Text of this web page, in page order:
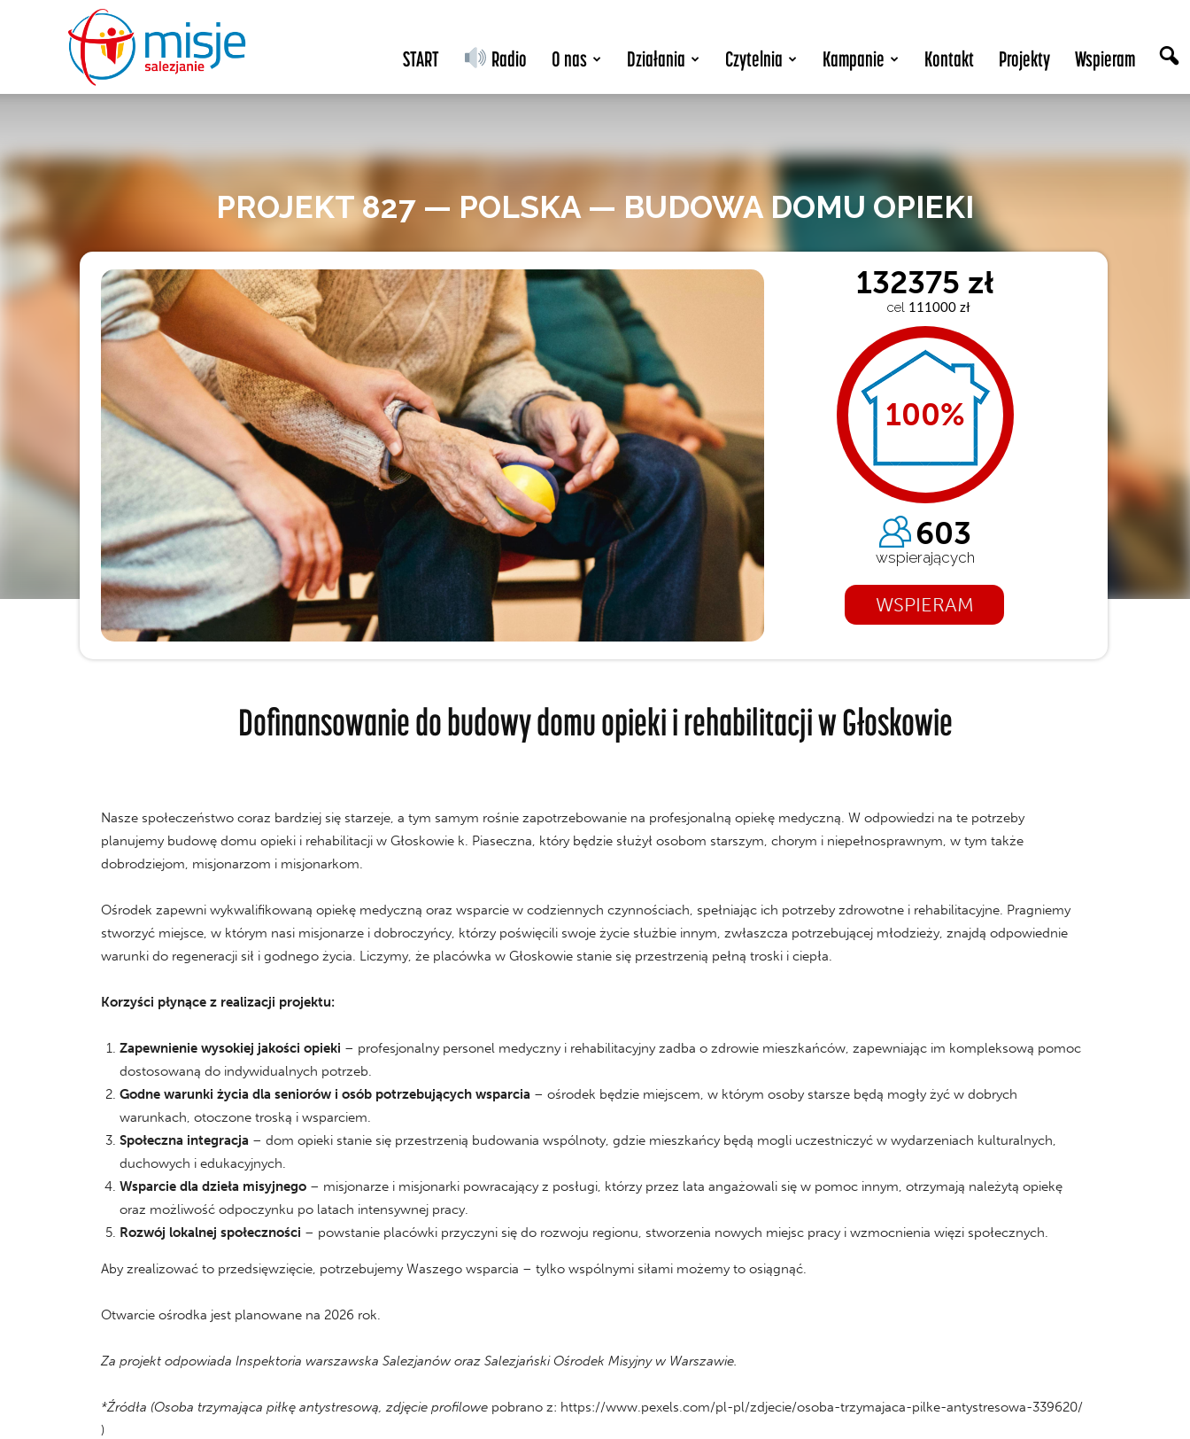
START Radio O nas Działania Czytelnia Kampanie Kontakt Projekty Wspieram
PROJEKT 827 — POLSKA — BUDOWA DOMU OPIEKI
132375 zł
cel 111000 zł
100%
603
wspierających
WSPIERAM
Dofinansowanie do budowy domu opieki i rehabilitacji w Głoskowie
Nasze społeczeństwo coraz bardziej się starzeje, a tym samym rośnie zapotrzebowanie na profesjonalną opiekę medyczną. W odpowiedzi na te potrzeby
planujemy budowę domu opieki i rehabilitacji w Głoskowie k. Piaseczna, który będzie służył osobom starszym, chorym i niepełnosprawnym, w tym także
dobrodziejom, misjonarzom i misjonarkom.
Ośrodek zapewni wykwalifikowaną opiekę medyczną oraz wsparcie w codziennych czynnościach, spełniając ich potrzeby zdrowotne i rehabilitacyjne. Pragniemy
stworzyć miejsce, w którym nasi misjonarze i dobroczyńcy, którzy poświęcili swoje życie służbie innym, zwłaszcza potrzebującej młodzieży, znajdą odpowiednie
warunki do regeneracji sił i godnego życia. Liczymy, że placówka w Głoskowie stanie się przestrzenią pełną troski i ciepła.
Korzyści płynące z realizacji projektu:
Zapewnienie wysokiej jakości opieki – profesjonalny personel medyczny i rehabilitacyjny zadba o zdrowie mieszkańców, zapewniając im kompleksową pomoc
dostosowaną do indywidualnych potrzeb.
Godne warunki życia dla seniorów i osób potrzebujących wsparcia – ośrodek będzie miejscem, w którym osoby starsze będą mogły żyć w dobrych
warunkach, otoczone troską i wsparciem.
Społeczna integracja – dom opieki stanie się przestrzenią budowania wspólnoty, gdzie mieszkańcy będą mogli uczestniczyć w wydarzeniach kulturalnych,
duchowych i edukacyjnych.
Wsparcie dla dzieła misyjnego – misjonarze i misjonarki powracający z posługi, którzy przez lata angażowali się w pomoc innym, otrzymają należytą opiekę
oraz możliwość odpoczynku po latach intensywnej pracy.
Rozwój lokalnej społeczności – powstanie placówki przyczyni się do rozwoju regionu, stworzenia nowych miejsc pracy i wzmocnienia więzi społecznych.
Aby zrealizować to przedsięwzięcie, potrzebujemy Waszego wsparcia – tylko wspólnymi siłami możemy to osiągnąć.
Otwarcie ośrodka jest planowane na 2026 rok.
Za projekt odpowiada Inspektoria warszawska Salezjanów oraz Salezjański Ośrodek Misyjny w Warszawie.
*Źródła (Osoba trzymająca piłkę antystresową, zdjęcie profilowe pobrano z: https://www.pexels.com/pl-pl/zdjecie/osoba-trzymajaca-pilke-antystresowa-339620/
)